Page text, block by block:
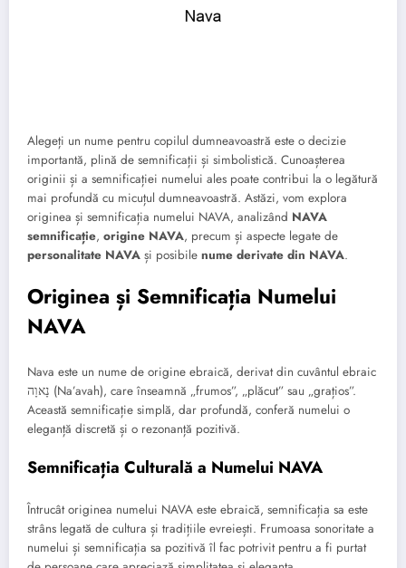
Alegeți un nume pentru copilul dumneavoastră este o decizie
importantă, plină de semnificații și simbolistică. Cunoașterea
originii și a semnificației numelui ales poate contribui la o legătură
mai profundă cu micuțul dumneavoastră. Astăzi, vom explora
originea și semnificația numelui NAVA, analizând NAVA
semnificație, origine NAVA, precum și aspecte legate de
personalitate NAVA și posibile nume derivate din NAVA.
Originea și Semnificația Numelui
NAVA
Nava este un nume de origine ebraică, derivat din cuvântul ebraic
נָאוָה (Na’avah), care înseamnă „frumos”, „plăcut” sau „grațios”.
Această semnificație simplă, dar profundă, conferă numelui o
eleganță discretă și o rezonanță pozitivă.
Semnificația Culturală a Numelui NAVA
Întrucât originea numelui NAVA este ebraică, semnificația sa este
strâns legată de cultura și tradițiile evreiești. Frumoasa sonoritate a
numelui și semnificația sa pozitivă îl fac potrivit pentru a fi purtat